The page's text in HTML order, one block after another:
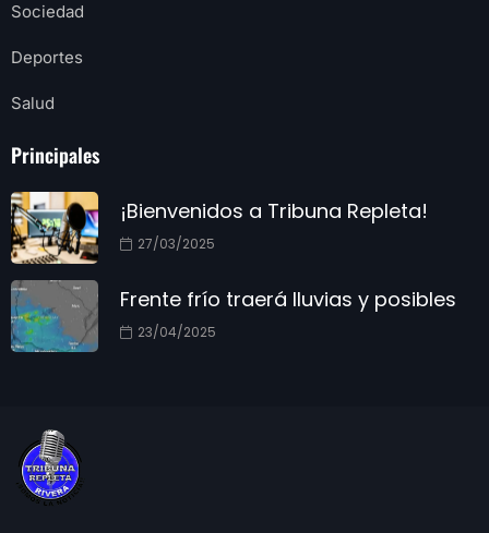
Sociedad
Deportes
Salud
Principales
¡Bienvenidos a Tribuna Repleta!
27/03/2025
Frente frío traerá lluvias y posibles
23/04/2025